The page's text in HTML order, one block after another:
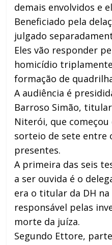
demais envolvidos e
Beneficiado pela
julgado
Eles vão responder
homicídio
formação de
A audiência é
Barroso Simão,
Niterói, que
sorteio de sete entre
presentes.
A primeira das seis
a ser ouvida é o
era o titular da DH
responsável pelas
morte da juíza.
Segundo Ettore,